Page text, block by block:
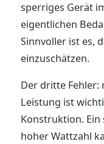
sperriges Gerät
eigentlichen
Sinnvoller ist es,
einzuschätzen.
Der dritte Fehler:
Leistung ist
Konstruktion.
hoher Wattzahl